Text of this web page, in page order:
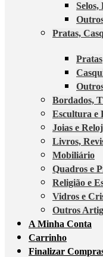
Selos,
Pratas,
Pratas
Bordados,
Escultura e
Joias e
Livros,
Mobiliário
Quadros e
Religião e
Vidros e
Outros
A Minha Conta
Carrinho
Finalizar